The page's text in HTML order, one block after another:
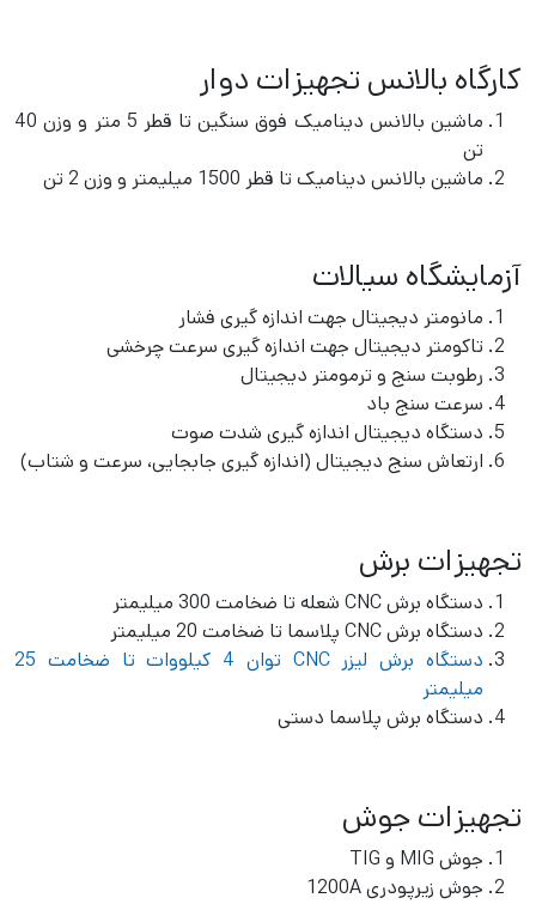
کارگاه بالانس تجهیزات دوار
ماشین بالانس دینامیک فوق سنگین تا قطر 5 متر و وزن 40
تن
ماشین بالانس دینامیک تا قطر 1500 میلیمتر و وزن 2 تن
آزمایشگاه سیالات
مانومتر دیجیتال جهت اندازه گیری فشار
تاکومتر دیجیتال جهت اندازه گیری سرعت چرخشی
رطوبت سنج و ترمومتر دیجیتال
سرعت سنج باد
دستگاه دیجیتال اندازه گیری شدت صوت
ارتعاش سنج دیجیتال (اندازه گیری جابجایی، سرعت و شتاب)
تجهیزات برش
دستگاه برش CNC شعله تا ضخامت 300 ميليمتر
دستگاه برش CNC پلاسما تا ضخامت 20 ميليمتر
دستگاه برش لیزر CNC توان 4 کیلووات تا ضخامت 25
میلیمتر
دستگاه برش پلاسما دستی
تجهیزات جوش
جوش MIG و TIG
جوش زيرپودری 1200A